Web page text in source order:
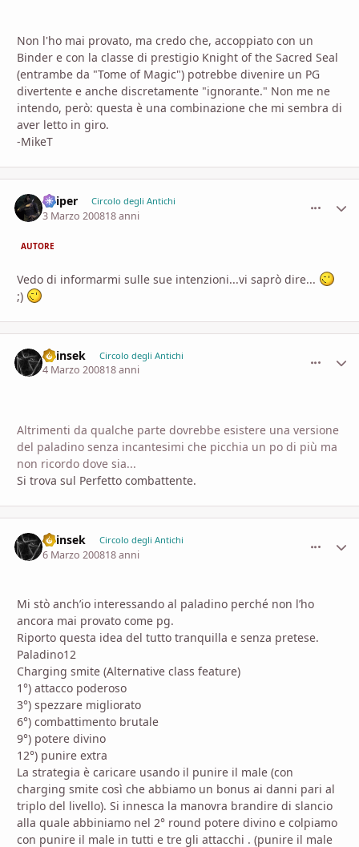
Non l'ho mai provato, ma credo che, accoppiato con un
Binder e con la classe di prestigio Knight of the Sacred Seal
(entrambe da "Tome of Magic") potrebbe divenire un PG
divertente e anche discretamente "ignorante." Non me ne
intendo, però: questa è una combinazione che mi sembra di
aver letto in giro.
-MikeT
Sniper Circolo degli Antichi
3 Marzo 200818 anni
AUTORE
Vedo di informarmi sulle sue intenzioni...vi saprò dire...
;)
Shinsek Circolo degli Antichi
4 Marzo 200818 anni
Altrimenti da qualche parte dovrebbe esistere una versione
del paladino senza incantesimi che picchia un po di più ma
non ricordo dove sia...
Si trova sul Perfetto combattente.
Shinsek Circolo degli Antichi
6 Marzo 200818 anni
Mi stò anch’io interessando al paladino perché non l’ho
ancora mai provato come pg.
Riporto questa idea del tutto tranquilla e senza pretese.
Paladino12
Charging smite (Alternative class feature)
1°) attacco poderoso
3°) spezzare migliorato
6°) combattimento brutale
9°) potere divino
12°) punire extra
La strategia è caricare usando il punire il male (con
charging smite così che abbiamo un bonus ai danni pari al
triplo del livello). Si innesca la manovra brandire di slancio
alla quale abbiniamo nel 2° round potere divino e colpiamo
con punire il male in tutti e tre gli attacchi . (punire il male